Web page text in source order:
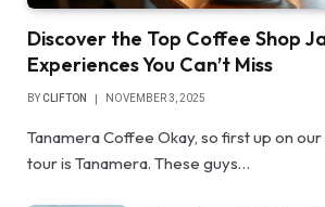
Discover the Top Coffee Shop
Experiences You Can’t Miss
BYCLIFTON NOVEMBER 3, 2025
Tanamera Coffee Okay, so first up on
tour is Tanamera. These guys…